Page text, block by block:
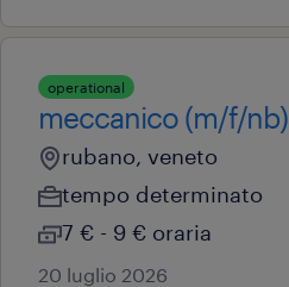
operational
meccanico (m/f/nb)
rubano, veneto
tempo determinato
7 € - 9 € oraria
20 luglio 2026